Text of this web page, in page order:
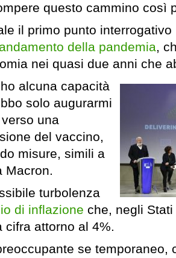
questo cammino così
il primo punto interrogativo
della pandemia,
nei quasi due anni che
alcuna capacità
solo augurarmi
una
del vaccino,
misure, simili a
Macron.
turbolenza
di inflazione che, negli
cifra attorno al 4%.
se temporaneo,